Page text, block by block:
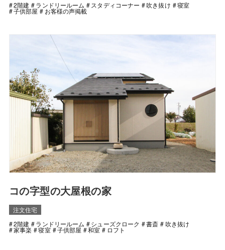
2階建
ランドリールーム スタディコーナー 吹き抜け 寝室
子供部屋 お客様の声掲載
コの字型の大屋根の家
注文住宅
2階建
ランドリールーム シューズクローク 書斎 吹き抜け
家事楽 寝室 子供部屋 和室 ロフト